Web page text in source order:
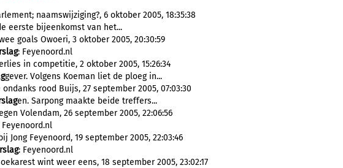
naamswijziging?, 6 oktober 2005, 18:35:38
eerste bijeenkomst van het...
goals Owoeri, 3 oktober 2005, 20:30:59
: Feyenoord.nl
in competitie, 2 oktober 2005, 15:26:34
gever. Volgens Koeman liet de ploeg in...
rood Buijs, 27 september 2005, 07:03:30
en. Sarpong maakte beide treffers...
Volendam, 26 september 2005, 22:06:56
Feyenoord.nl
Jong Feyenoord, 19 september 2005, 22:03:46
: Feyenoord.nl
wint weer eens, 18 september 2005, 23:02:17